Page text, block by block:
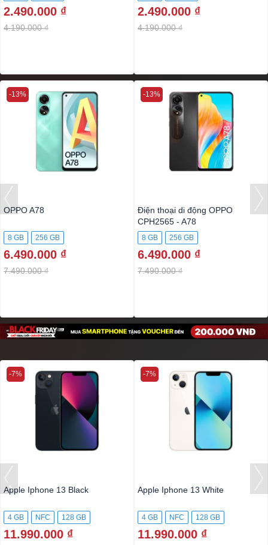
2.490.000 ₫
4.190.000 ₫
2.490.000 ₫
4.190.000 ₫
OPPO A78
8 GB 256 GB
6.490.000 ₫
7.490.000 ₫
-13%
Điện thoại di động OPPO
CPH2565 - A78
8 GB 256 GB
6.490.000 ₫
7.490.000 ₫
-13%
Apple Iphone 13 Black
4 GB NFC 128 GB
11.990.000 ₫
-7%
Apple Iphone 13 White
4 GB NFC 128 GB
11.990.000 ₫
-7%